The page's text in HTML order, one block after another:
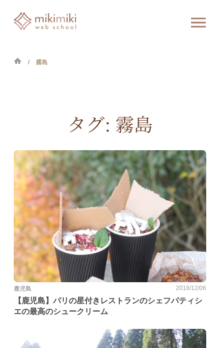
霧島
タグ: 霧島
鹿児島 2018/12/06
【鹿児島】パリの星付きレストランのシェフパティシ
エの最高のシュークリーム